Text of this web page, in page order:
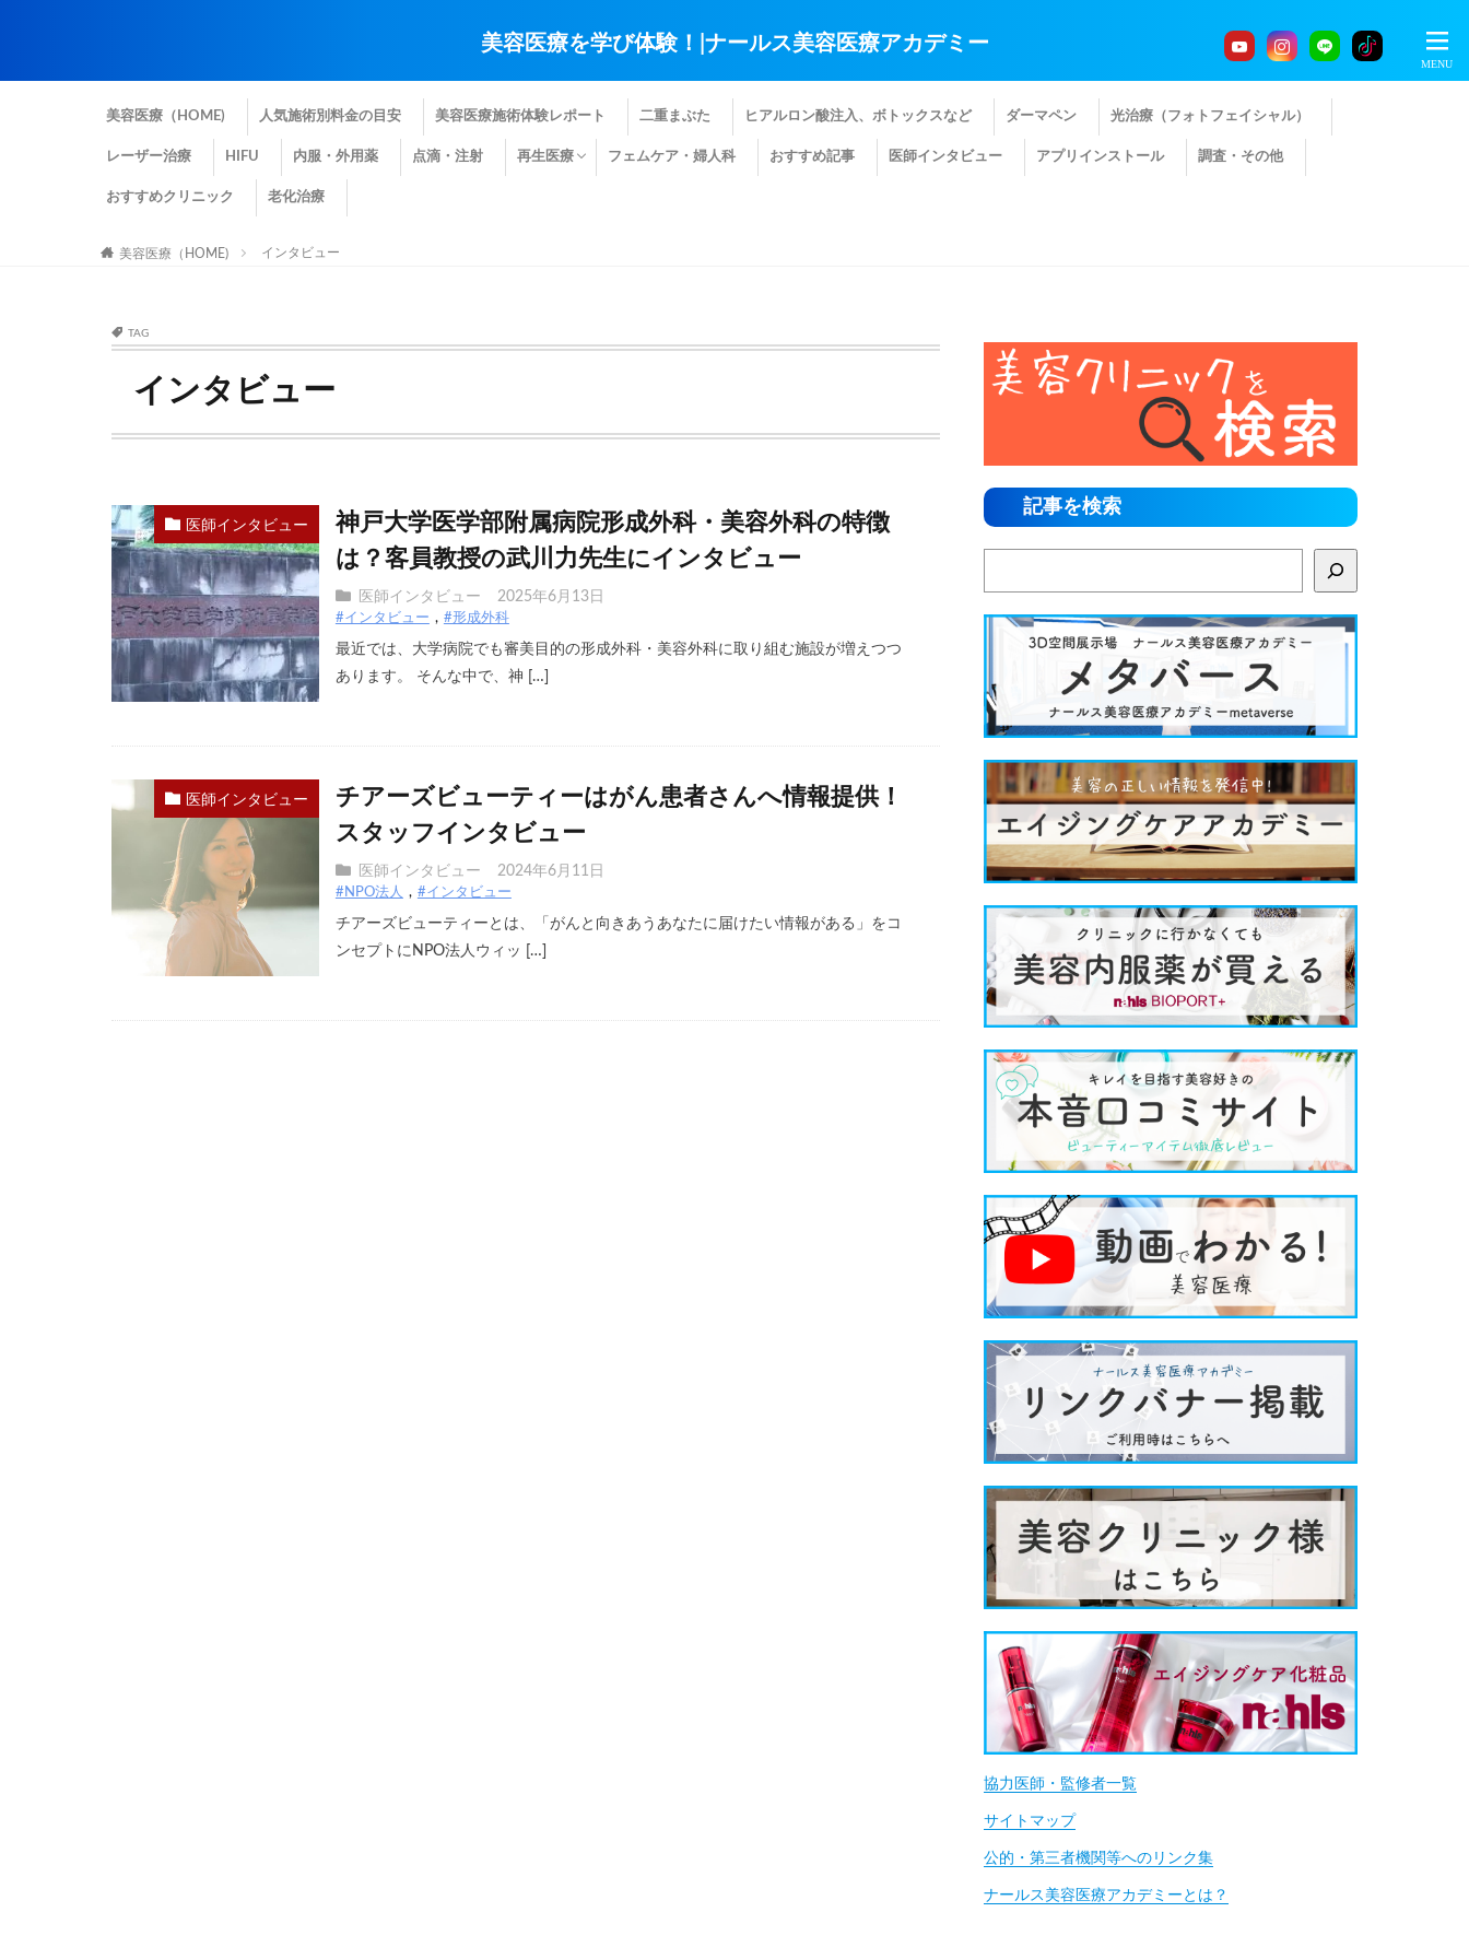
美容医療を学び体験！|ナールス美容医療アカデミー
美容医療（HOME) 人気施術別料金の目安 美容医療施術体験レポート 二重まぶた ヒアルロン酸注入、ボトックスなど ダーマペン 光治療（フォトフェイシャル）
レーザー治療 HIFU 内服・外用薬 点滴・注射 再生医療 フェムケア・婦人科 おすすめ記事 医師インタビュー アプリインストール 調査・その他
おすすめクリニック 老化治療
美容医療（HOME) インタビュー
TAG
インタビュー
医師インタビュー
神戸大学医学部附属病院形成外科・美容外科の特徴
は？客員教授の武川力先生にインタビュー
医師インタビュー 2025年6月13日
#インタビュー #形成外科
最近では、大学病院でも審美目的の形成外科・美容外科に取り組む施設が増えつつ
あります。 そんな中で、神 […]
医師インタビュー
チアーズビューティーはがん患者さんへ情報提供！
スタッフインタビュー
医師インタビュー 2024年6月11日
#NPO法人 #インタビュー
チアーズビューティーとは、「がんと向きあうあなたに届けたい情報がある」をコ
ンセプトにNPO法人ウィッ […]
記事を検索
協力医師・監修者一覧
サイトマップ
公的・第三者機関等へのリンク集
ナールス美容医療アカデミーとは？